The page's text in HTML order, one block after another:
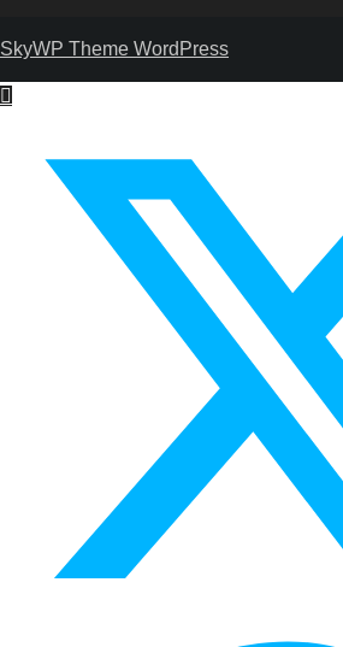
SkyWP Theme WordPress